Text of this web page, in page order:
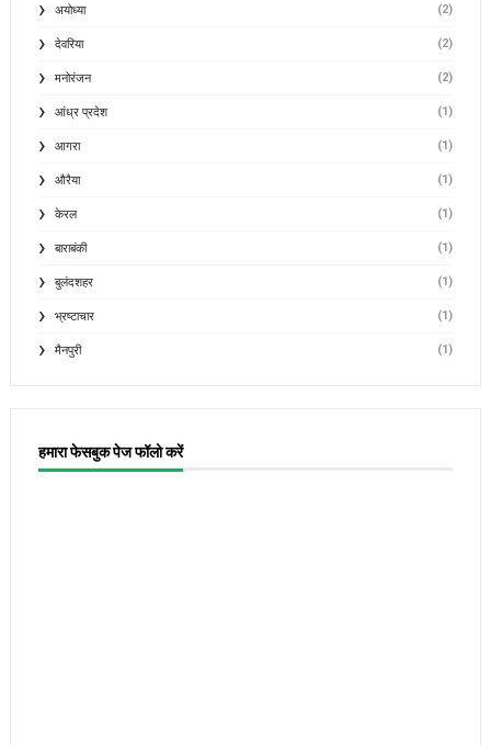
अयोध्या (2)
देवरिया (2)
मनोरंजन (2)
आंध्र प्रदेश (1)
आगरा (1)
औरैया (1)
केरल (1)
बाराबंकी (1)
बुलंदशहर (1)
भ्रष्टाचार (1)
मैनपुरी (1)
हमारा फेसबुक पेज फॉलो करें